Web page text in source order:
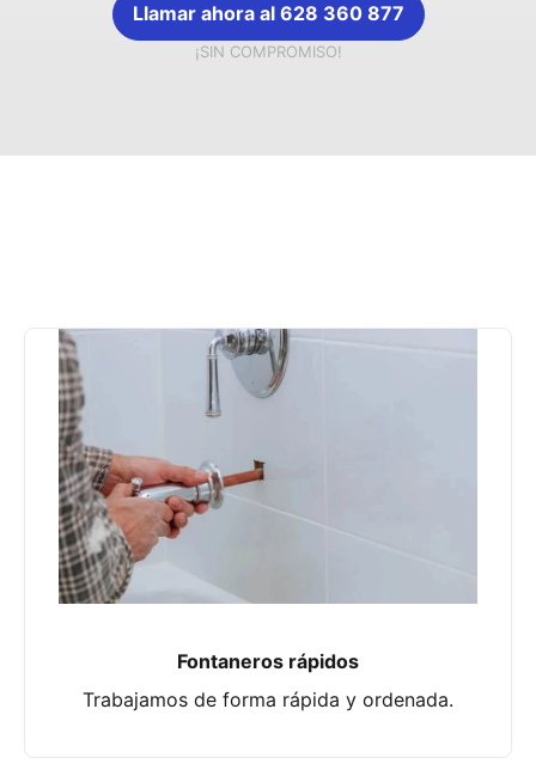
Llamar ahora al 628 360 877
¡SIN COMPROMISO!
Fontaneros rápidos
Trabajamos de forma rápida y ordenada.